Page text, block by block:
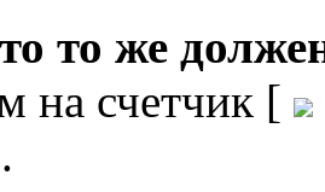
то же
на счетчик [